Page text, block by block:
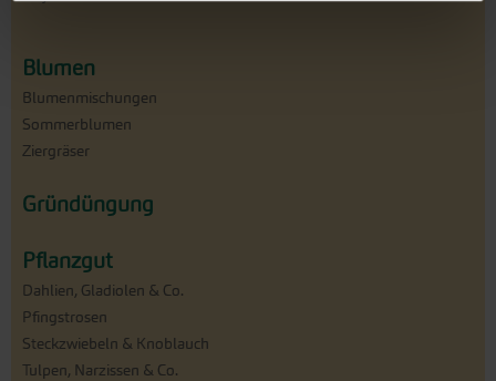
Blumen
Blumenmischungen
Sommerblumen
Ziergräser
Gründüngung
Pflanzgut
Dahlien, Gladiolen & Co.
Pfingstrosen
Steckzwiebeln & Knoblauch
Tulpen, Narzissen & Co.